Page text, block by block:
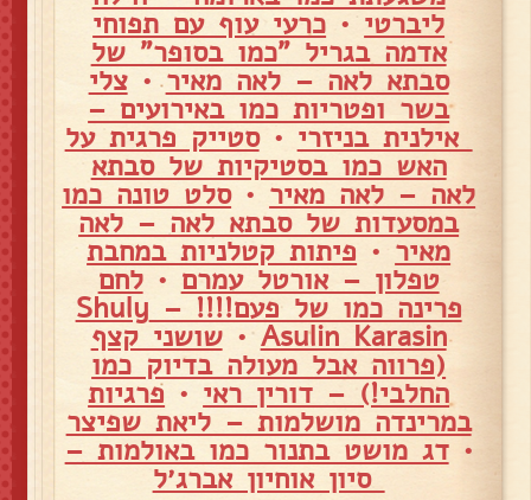
ליברטי • כרעי עוף עם תפוחי
אדמה בגריל "כמו בסופר" של
סבתא לאה – לאה מאיר•צלי
בשר ופטריות כמו באירועים –
אילנית בניזרי •סטייק פרגית על
האש כמו בסטיקיות של סבתא
לאה – לאה מאיר •סלט טונה כמו
במסעדות של סבתא לאה – לאה
מאיר • פיתות קטלניות במחבת
טפלון – אורטל עמרם •לחם
פרינה כמו של פעם!!!! – Shuly
Asulin Karasin
•שושני קצף
(פרווה אבל מעולה בדיוק כמו
החלבי!) – דורין ראי • פרגיות
במרינדה מושלמות – ליאת שפיצר
•דג מושט בתנור כמו באולמות –
סיון אוחיון אברג׳ל